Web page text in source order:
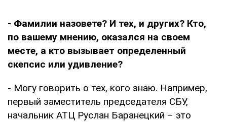
- Фамилии назовете? И тех, и других? Кто,
по вашему мнению, оказался на своем
месте, а кто вызывает определенный
скепсис или удивление?
- Могу говорить о тех, кого знаю. Например,
первый заместитель председателя СБУ,
начальник АТЦ Руслан Баранецкий – это